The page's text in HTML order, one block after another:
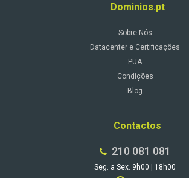
Dominios.pt
Sobre Nós
Datacenter e Certificações
PUA
Condições
Blog
Contactos
210 081 081
Seg. a Sex. 9h00 | 18h00